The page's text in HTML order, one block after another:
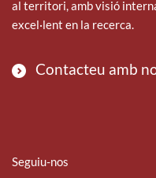
al territori, amb visió
excel·lent en la recerca.
Contacteu amb
Seguiu-nos